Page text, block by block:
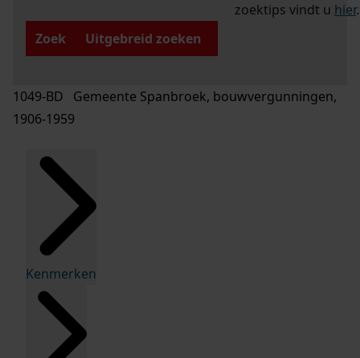
zoektips vindt u hier.
Zoek
Uitgebreid zoeken
1049-BD Gemeente Spanbroek, bouwvergunningen,
1906-1959
Kenmerken